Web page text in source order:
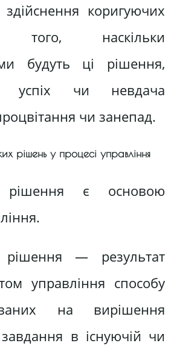
здійснення коригуючих
наскільки
будуть ці рішення,
успіх чи невдача
процвітання чи занепад.
рішень у процесі управління
рішення є основою
рішення — результат
управління способу
на вирішення
в існуючій чи